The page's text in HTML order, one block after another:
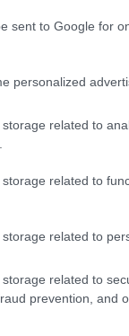
sent to Google for
personalized
related to
related to
related to
related to
prevention, and
τις
ελαστικών
η Bridgestone. Η
την
Ανακοίνωσε